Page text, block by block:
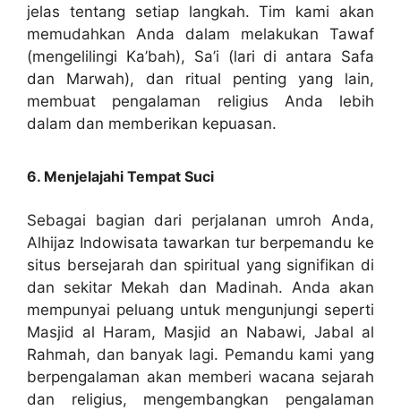
jelas tentang setiap langkah. Tim kami akan
memudahkan Anda dalam melakukan Tawaf
(mengelilingi Ka’bah), Sa’i (lari di antara Safa
dan Marwah), dan ritual penting yang lain,
membuat pengalaman religius Anda lebih
dalam dan memberikan kepuasan.
6. Menjelajahi Tempat Suci
Sebagai bagian dari perjalanan umroh Anda,
Alhijaz Indowisata tawarkan tur berpemandu ke
situs bersejarah dan spiritual yang signifikan di
dan sekitar Mekah dan Madinah. Anda akan
mempunyai peluang untuk mengunjungi seperti
Masjid al Haram, Masjid an Nabawi, Jabal al
Rahmah, dan banyak lagi. Pemandu kami yang
berpengalaman akan memberi wacana sejarah
dan religius, mengembangkan pengalaman